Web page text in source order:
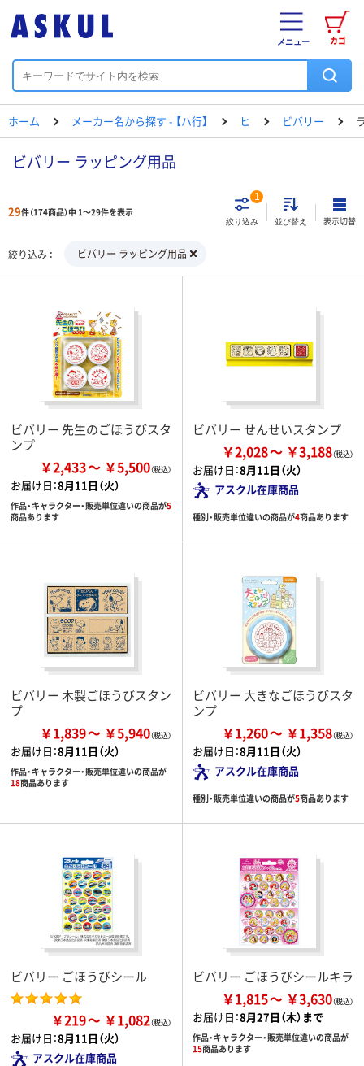
カゴ
メニュー
ホーム メーカー名から探す - 【ハ行】 ヒ ビバリー
ビバリー ラッピング用品
29件（174商品）中 1～29件を表示
絞り込み
1
並び替え 表示切替
絞り込み ビバリー ラッピング用品
ビバリー 先生のごほうびスタ
ンプ
￥2,433 ￥5,500
お届け日：8月11日（火）
作品・キャラクター・販売単位違いの商品が5
商品あります
ビバリー せんせいスタンプ
￥2,028 ￥3,188
お届け日：8月11日（火）
アスクル在庫商品
種別・販売単位違いの商品が4商品あります
ビバリー 木製ごほうびスタン
プ
￥1,839 ￥5,940
お届け日：8月11日（火）
作品・キャラクター・販売単位違いの商品が
18商品あります
ビバリー 大きなごほうびスタ
ンプ
￥1,260 ￥1,358
お届け日：8月11日（火）
アスクル在庫商品
種別・販売単位違いの商品が5商品あります
ビバリー ごほうびシール
￥219 ￥1,082
お届け日：8月11日（火）
アスクル在庫商品
ビバリー ごほうびシールキラ
￥1,815 ￥3,630
お届け日：8月27日（木）まで
作品・キャラクター・販売単位違いの商品が
15商品あります